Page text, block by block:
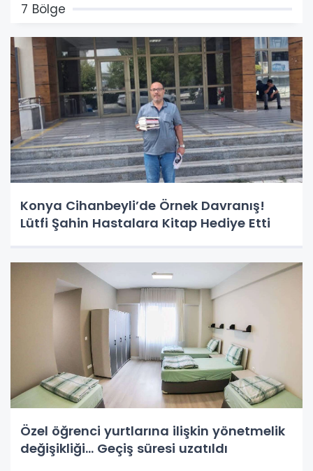
7 Bölge
Konya Cihanbeyli’de Örnek Davranış!
Lütfi Şahin Hastalara Kitap Hediye Etti
Özel öğrenci yurtlarına ilişkin yönetmelik
değişikliği... Geçiş süresi uzatıldı